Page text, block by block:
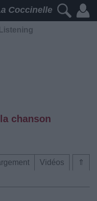
Coccinelle
chanson
⇑
Vidéos